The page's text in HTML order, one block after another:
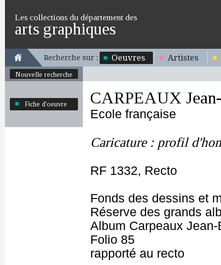
Les collections du département des
arts graphiques
Recherche sur : Oeuvres Artistes
Nouvelle recherche
Fiche d'oeuvre CARPEAUX
Ecole française
Caricature : profil
RF 1332, Recto
Fonds des dessins et
Réserve des grands
Album Carpeaux
Folio 85
rapporté au recto